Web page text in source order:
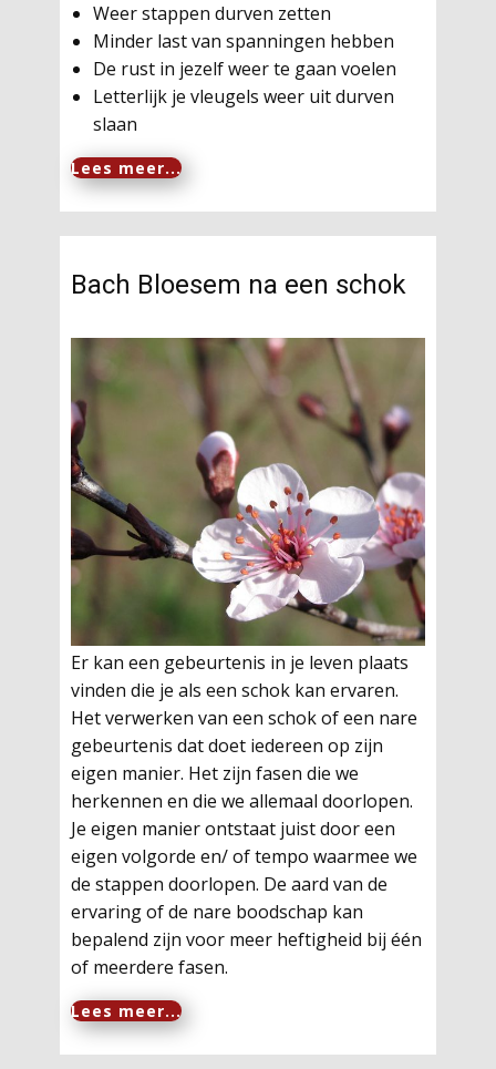
Weer stappen durven zetten
Minder last van spanningen hebben
De rust in jezelf weer te gaan voelen
Letterlijk je vleugels weer uit durven
slaan
Lees meer...
Bach Bloesem na een schok
Er kan een gebeurtenis in je leven plaats
vinden die je als een schok kan ervaren.
Het verwerken van een schok of een nare
gebeurtenis dat doet iedereen op zijn
eigen manier. Het zijn fasen die we
herkennen en die we allemaal doorlopen.
Je eigen manier ontstaat juist door een
eigen volgorde en/ of tempo waarmee we
de stappen doorlopen. De aard van de
ervaring of de nare boodschap kan
bepalend zijn voor meer heftigheid bij één
of meerdere fasen.
Lees meer...